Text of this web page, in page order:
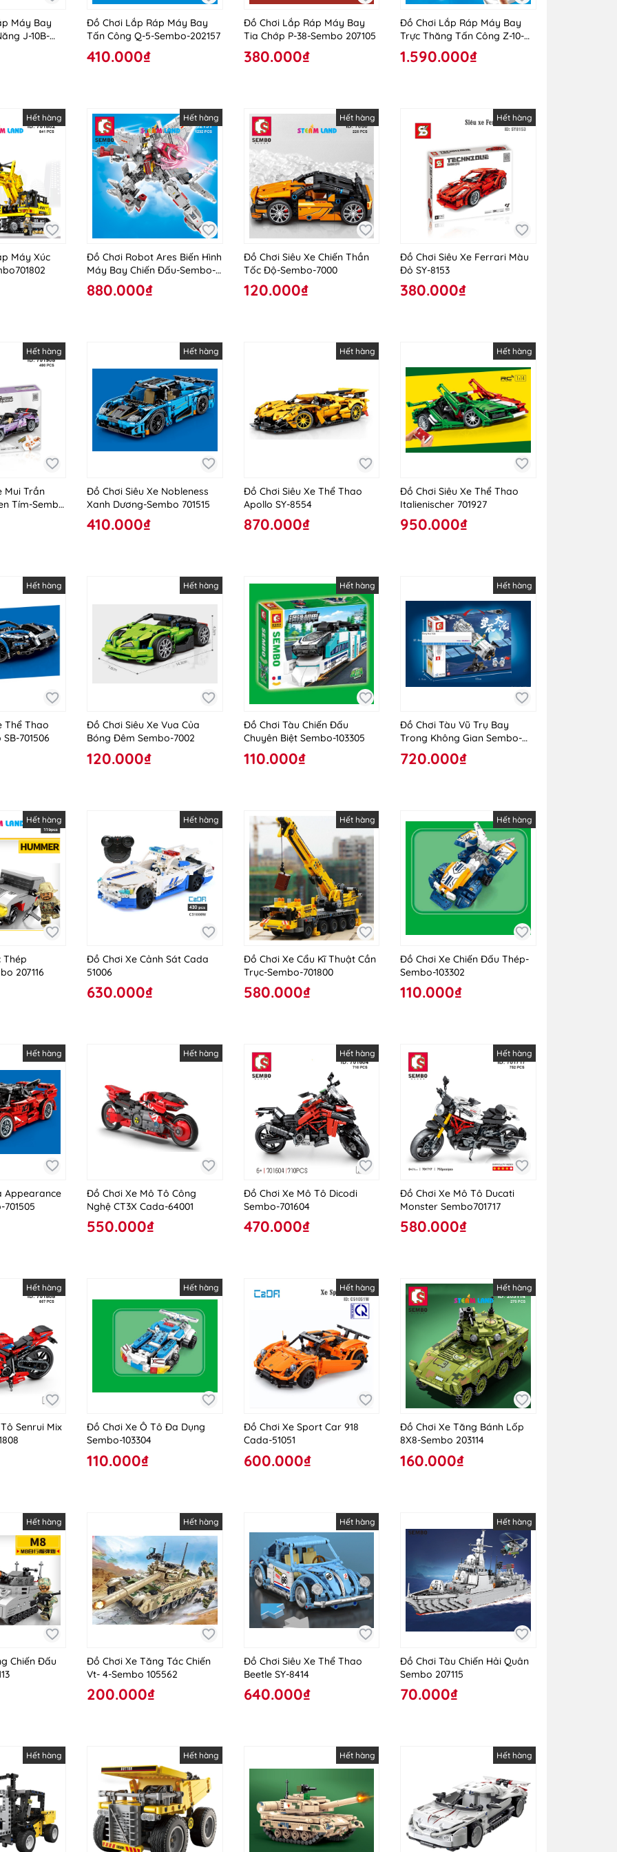
Máy Bay
J-10B-
Đồ Chơi Lắp Ráp Máy Bay
Tấn Công Q-5-Sembo-202157
410.000₫
Đồ Chơi Lắp Ráp Máy Bay
Tia Chớp P-38-Sembo 207105
380.000₫
Đồ Chơi Lắp Ráp Máy Bay
Trực Thăng Tấn Công Z-10-
Sembo-705993
1.590.000₫
Hết hàng
Máy Xúc
Hết hàng
Đồ Chơi Robot Ares Biến Hình
Máy Bay Chiến Đấu-Sembo-
202151
880.000₫
Hết hàng
Đồ Chơi Siêu Xe Chiến Thần
Tốc Độ-Sembo-7000
120.000₫
Hết hàng
Đồ Chơi Siêu Xe Ferrari Màu
Đỏ SY-8153
380.000₫
Hết hàng
Mui Trần
Tím-Sembo
Hết hàng
Đồ Chơi Siêu Xe Nobleness
Xanh Dương-Sembo 701515
410.000₫
Hết hàng
Đồ Chơi Siêu Xe Thể Thao
Apollo SY-8554
870.000₫
Hết hàng
Đồ Chơi Siêu Xe Thể Thao
Italienischer 701927
950.000₫
Hết hàng
Thể Thao
701506
Hết hàng
Đồ Chơi Siêu Xe Vua Của
Bóng Đêm Sembo-7002
120.000₫
Hết hàng
Đồ Chơi Tàu Chiến Đấu
Chuyên Biệt Sembo-103305
110.000₫
Hết hàng
Đồ Chơi Tàu Vũ Trụ Bay
Trong Không Gian Sembo-
203302C
720.000₫
Hết hàng
Thép
207116
Hết hàng
Đồ Chơi Xe Cảnh Sát Cada
51006
630.000₫
Hết hàng
Đồ Chơi Xe Cẩu Kĩ Thuật Cần
Trục-Sembo-701800
580.000₫
Hết hàng
Đồ Chơi Xe Chiến Đấu Thép-
Sembo-103302
110.000₫
Hết hàng
Appearance
Hết hàng
Đồ Chơi Xe Mô Tô Công
Nghệ CT3X Cada-64001
550.000₫
Hết hàng
Đồ Chơi Xe Mô Tô Dicodi
Sembo-701604
470.000₫
Hết hàng
Đồ Chơi Xe Mô Tô Ducati
Monster Sembo701717
580.000₫
Hết hàng
Senrui Mix
Hết hàng
Đồ Chơi Xe Ô Tô Đa Dụng
Sembo-103304
110.000₫
Hết hàng
Đồ Chơi Xe Sport Car 918
Cada-51051
600.000₫
Hết hàng
Đồ Chơi Xe Tăng Bánh Lốp
8X8-Sembo 203114
160.000₫
Hết hàng
Chiến Đấu
Hết hàng
Đồ Chơi Xe Tăng Tác Chiến
Vt- 4-Sembo 105562
200.000₫
Hết hàng
Đồ Chơi Siêu Xe Thể Thao
Beetle SY-8414
640.000₫
Hết hàng
Đồ Chơi Tàu Chiến Hải Quân
Sembo 207115
70.000₫
Hết hàng Hết hàng Hết hàng Hết hàng